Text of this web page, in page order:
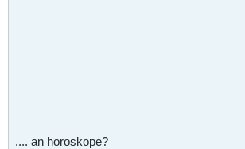
.... an horoskope?